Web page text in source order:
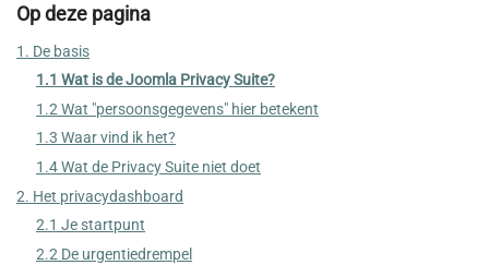
Op deze pagina
1. De basis
1.1 Wat is de Joomla Privacy Suite?
1.2 Wat "persoonsgegevens" hier betekent
1.3 Waar vind ik het?
1.4 Wat de Privacy Suite niet doet
2. Het privacydashboard
2.1 Je startpunt
2.2 De urgentiedrempel